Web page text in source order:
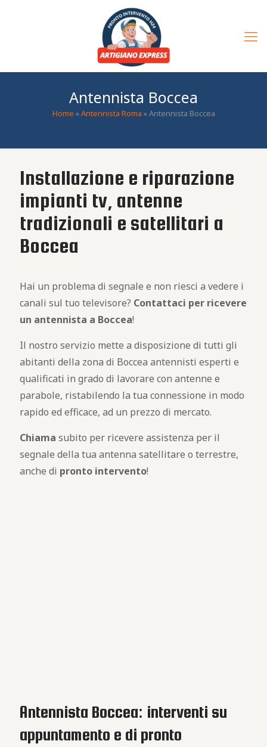
Antennista Boccea
Home »Antennista Roma »Antennista Boccea
Installazione e riparazione
impianti tv, antenne
tradizionali e satellitari a
Boccea
Hai un problema di segnale e non riesci a vedere i
canali sul tuo televisore? Contattaci per ricevere
un antennista a Boccea!
Il nostro servizio mette a disposizione di tutti gli
abitanti della zona di Boccea antennisti esperti e
qualificati in grado di lavorare con antenne e
parabole, ristabilendo la tua connessione in modo
rapido ed efficace, ad un prezzo di mercato.
Chiama subito per ricevere assistenza per il
segnale della tua antenna satellitare o terrestre,
anche di pronto intervento!
Antennista Boccea: interventi su
appuntamento e di pronto